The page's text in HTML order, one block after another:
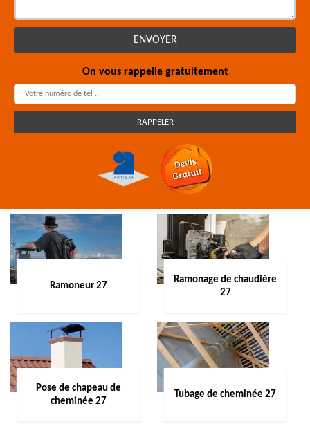
On vous rappelle gratuitement
Ramoneur 27
Ramonage de chaudière
27
Pose de chapeau de
cheminée 27
Tubage de cheminée 27